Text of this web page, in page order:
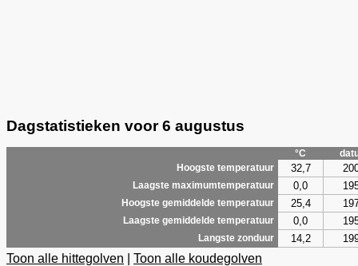
Dagstatistieken voor 6 augustus
°C
Hoogste temperatuur
32,7
Laagste maximumtemperatuur 0,0
Hoogste gemiddelde temperatuur 25,4
Laagste gemiddelde temperatuur 0,0
Langste zonduur 14,2
Toon alle hittegolven
Toon alle koudegolven